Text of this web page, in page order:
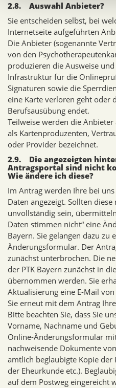
2.8. Auswahl Anbieter?
Sie entscheiden selbst, bei
Internetseite aufgeführten
Die Anbieter (sogenannte
von den
produzieren die Ausweise
Infrastruktur für die
Signaturen sowie die
eine Karte verloren geht oder
Berufsausübung endet.
Teilweise werden die
als Kartenproduzenten,
oder Provider bezeichnet.
2.9. Die angezeigten
Antragsportal sind nicht
Wie ändere ich diese?
Im Antrag werden Ihre bei
Daten angezeigt. Sollten
unvollständig sein,
Daten stimmen nicht“ eine
Bayern. Sie gelangen dazu zu
Änderungsformular. Der
zunächst unterbrochen. Die
der PTK Bayern zunächst in
übernommen werden. Sie
Aktualisierung eine E-Mail
Sie erneut mit dem Antrag
Bitte beachten Sie, dass Sie
Vorname, Nachname und
Online-Änderungsformular
nachweisende Dokumente
amtlich beglaubigte Kopie
der Eheurkunde etc.).
auf dem Postweg eingereicht